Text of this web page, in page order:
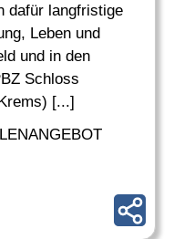
dafür langfristige
Leben und
und in den
Schloss
[...]